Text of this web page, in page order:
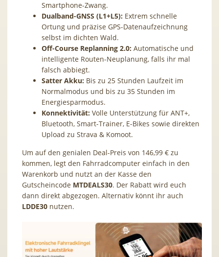
Smartphone-Zwang.
Dualband-GNSS (L1+L5): Extrem schnelle
Ortung und präzise GPS-Datenaufzeichnung
selbst im dichten Wald.
Off-Course Replanning 2.0: Automatische und
intelligente Routen-Neuplanung, falls ihr mal
falsch abbiegt.
Satter Akku: Bis zu 25 Stunden Laufzeit im
Normalmodus und bis zu 35 Stunden im
Energiesparmodus.
Konnektivität: Volle Unterstützung für ANT+,
Bluetooth, Smart-Trainer, E-Bikes sowie direkten
Upload zu Strava & Komoot.
Um auf den genialen Deal-Preis von 146,99 € zu
kommen, legt den Fahrradcomputer einfach in den
Warenkorb und nutzt an der Kasse den
Gutscheincode MTDEALS30. Der Rabatt wird euch
dann direkt abgezogen. Alternativ könnt ihr auch
LDDE30 nutzen.